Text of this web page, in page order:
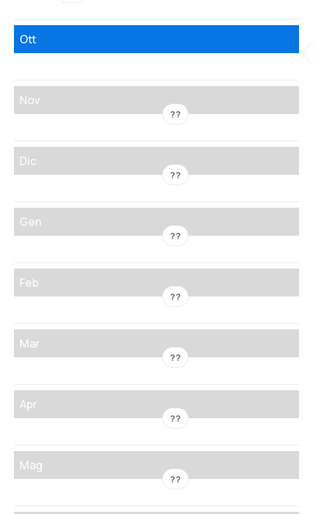
Ott
Nov
??
Dic
??
Gen
??
Feb
??
Mar
??
Apr
??
Mag
??